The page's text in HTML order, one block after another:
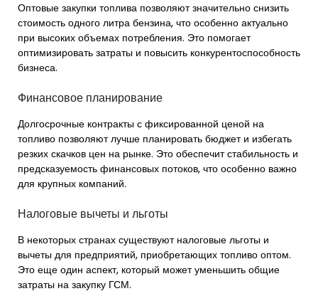
Оптовые закупки топлива позволяют значительно снизить
стоимость одного литра бензина, что особенно актуально
при высоких объемах потребления. Это помогает
оптимизировать затраты и повысить конкурентоспособность
бизнеса.
Финансовое планирование
Долгосрочные контракты с фиксированной ценой на
топливо позволяют лучше планировать бюджет и избегать
резких скачков цен на рынке. Это обеспечит стабильность и
предсказуемость финансовых потоков, что особенно важно
для крупных компаний.
Налоговые вычеты и льготы
В некоторых странах существуют налоговые льготы и
вычеты для предприятий, приобретающих топливо оптом.
Это еще один аспект, который может уменьшить общие
затраты на закупку ГСМ.